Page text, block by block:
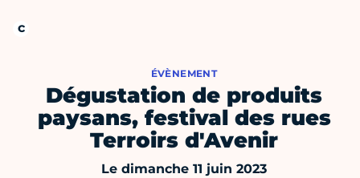
ÉVÈNEMENT
Dégustation de produits
paysans, festival des rues
Terroirs d'Avenir
Le dimanche 11 juin 2023